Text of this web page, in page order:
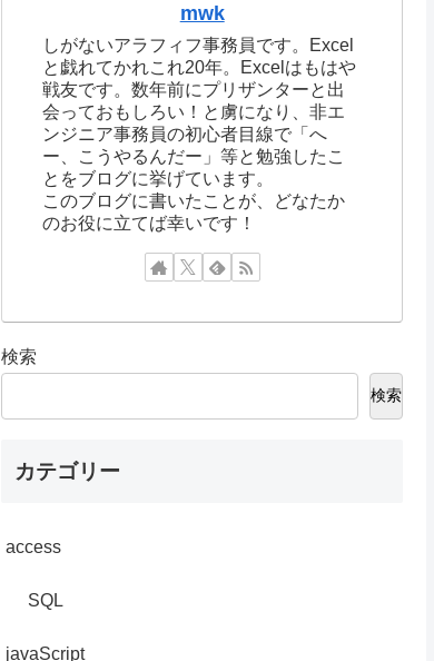
mwk
しがないアラフィフ事務員です。Excel
と戯れてかれこれ20年。Excelはもはや
戦友です。数年前にプリザンターと出
会っておもしろい！と虜になり、非エ
ンジニア事務員の初心者目線で「へ
ー、こうやるんだー」等と勉強したこ
とをブログに挙げています。
このブログに書いたことが、どなたか
のお役に立てば幸いです！
検索
検索
カテゴリー
access
SQL
javaScript